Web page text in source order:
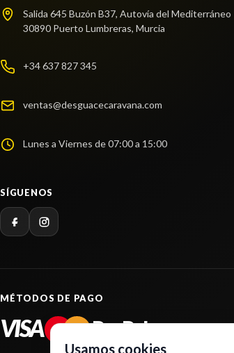
Salida 645 Buzón B37, Autovía del Mediterráneo
30890 Puerto Lumbreras, Murcia
+34 637 827 345
ventas@desguacecaravana.com
Lunes a Viernes de 07:00 a 15:00
SÍGUENOS
MÉTODOS DE PAGO
VISA PayPal
Usamos cookies